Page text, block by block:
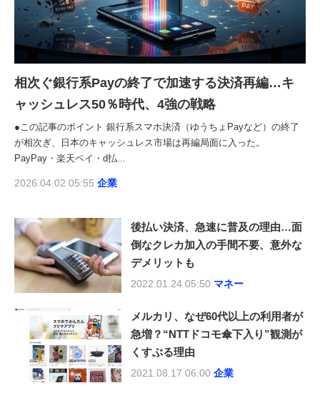
BPaaS JOURNAL
ADOPTABLE DOG JOURNAL
相次ぐ銀行系Payの終了で加速する決済再編…キ
ャッシュレス50％時代、4強の戦略
●この記事のポイント 銀行系スマホ決済（ゆうちょPayなど）の終了
が相次ぎ、日本のキャッシュレス市場は再編局面に入った。
PayPay・楽天ペイ・d払...
2026.04.02 05:55 企業
後払い決済、急速に普及の理由…面
倒なクレカ加入の手間不要、意外な
デメリットも
2022.01.24 05:50 マネー
メルカリ、なぜ60代以上の利用者が
急増？“NTTドコモ傘下入り”観測が
くすぶる理由
2021.08.17 06:00 企業